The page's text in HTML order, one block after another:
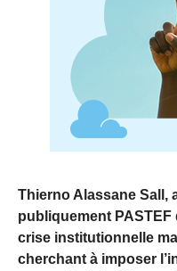
Thierno Alassane Sall,
publiquement PASTEF
crise institutionnelle
cherchant à imposer